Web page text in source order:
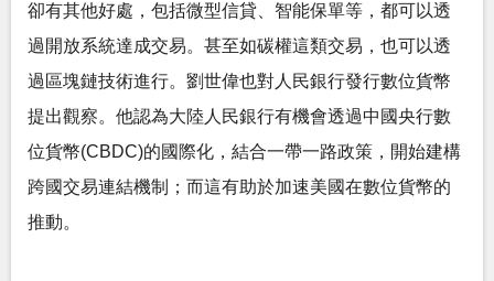
卻有其他好處，包括微型信貸、智能保單等，都可以透
過開放系統達成交易。甚至如碳權這類交易，也可以透
過區塊鏈技術進行。劉世偉也對人民銀行發行數位貨幣
提出觀察。他認為大陸人民銀行有機會透過中國央行數
位貨幣(CBDC)的國際化，結合一帶一路政策，開始建構
跨國交易連結機制；而這有助於加速美國在數位貨幣的
推動。